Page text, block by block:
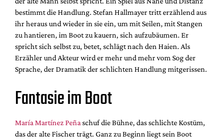
bestimmt die Handlung. Stefan Hallmayer tritt erzählend aus
ihr heraus und wieder in sie ein, um mit Seilen, mit Stangen
zu hantieren, im Boot zu kauern, sich aufzubäumen. Er
spricht sich selbst zu, betet, schlägt nach den Haien. Als
Erzähler und Akteur wird er mehr und mehr vom Sog der
Sprache, der Dramatik der schlichten Handlung mitgerissen.
Fantasie im Boot
María Martínez Peña schuf die Bühne, das schlichte Kostüm,
das der alte Fischer trägt. Ganz zu Beginn liegt sein Boot